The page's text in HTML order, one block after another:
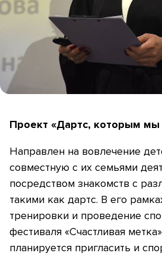
Проект «Дартс, которым
Направлен на вовлечение
совместную с их семьями
посредством знакомств с
такими как дартс. В его
тренировки и проведение
фестиваля «Счастливая
планируется пригласить и